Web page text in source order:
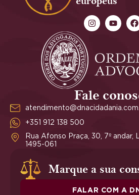
Fale
+351 912 138 500
Rua Afonso Praça, 30, 7º andar,
1495-061
Marque a sua
FALAR COM A